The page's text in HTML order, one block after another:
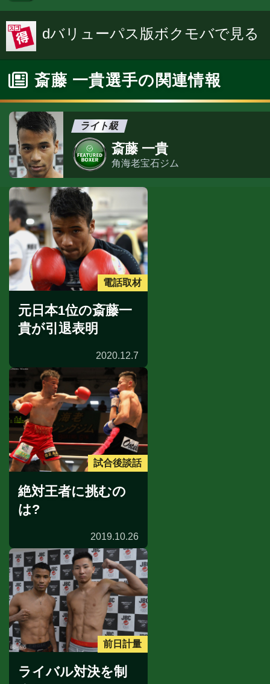
dバリューパス版ボクモバで見る
斎藤 一貴選手の関連情報
ライト級
斎藤 一貴
角海老宝石ジム
電話取材
元日本1位の斎藤一
貴が引退表明
2020.12.7
試合後談話
絶対王者に挑むの
は?
2019.10.26
前日計量
ライバル対決を制